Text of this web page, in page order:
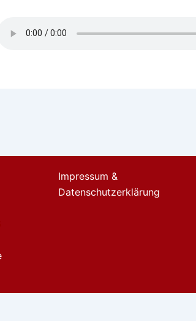
Impressum &
Datenschutzerklärung